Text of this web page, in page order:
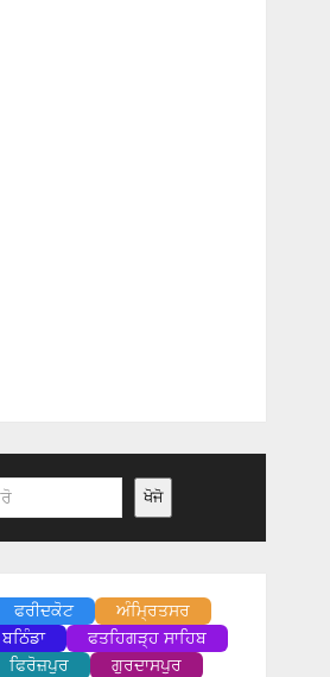
ਖੋਜੋ
ਫਰੀਦਕੋਟ
ਅੰਮ੍ਰਿਤਸਰ
ਬਠਿੰਡਾ
ਫਤਹਿਗੜ੍ਹ ਸਾਹਿਬ
ਫਿਰੋਜ਼ਪੁਰ
ਗੁਰਦਾਸਪੁਰ